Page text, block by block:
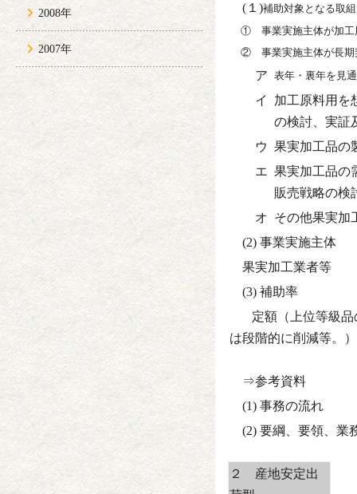
2008年
2007年
(１)補助対象となる取組
① 事業実施主体が加工
② 事業実施主体が長期
ア 表年・裏年を見
イ
加工原料用を
の検討、実証
ウ 果実加工品の
エ 果実加工品の
販売戦略の検
オ その他果実加
(2) 事業実施主体
果実加工業者等
(3) 補助率
定額（上位等級品
は段階的に削減等。）
⇒参考資料
(1) 事務
(2) 要綱、要領、業
２ 産地安定出